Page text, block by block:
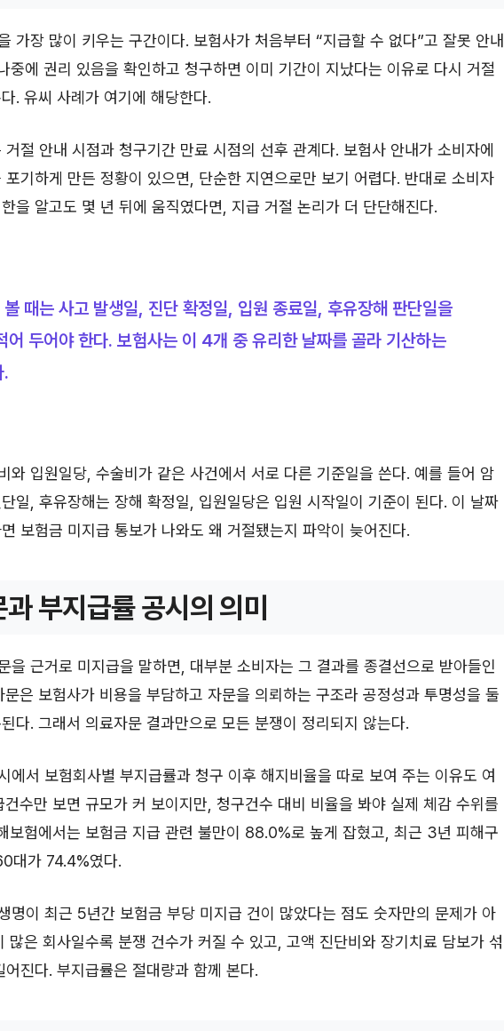
가장 많이 키우는 구간이다. 보험사가 처음부터 “지급할 수 없다”고 잘못 안내
중에 권리 있음을 확인하고 청구하면 이미 기간이 지났다는 이유로 다시 거절
. 유씨 사례가 여기에 해당한다.
절 안내 시점과 청구기간 만료 시점의 선후 관계다. 보험사 안내가 소비자에
포기하게 만든 정황이 있으면, 단순한 지연으로만 보기 어렵다. 반대로 소비자
을 알고도 몇 년 뒤에 움직였다면, 지급 거절 논리가 더 단단해진다.
때는 사고 발생일, 진단 확정일, 입원 종료일, 후유장해 판단일을
어 두어야 한다. 보험사는 이 4개 중 유리한 날짜를 골라 기산하는
.
와 입원일당, 수술비가 같은 사건에서 서로 다른 기준일을 쓴다. 예를 들어 암
일, 후유장해는 장해 확정일, 입원일당은 입원 시작일이 기준이 된다. 이 날짜
보험금 미지급 통보가 나와도 왜 거절됐는지 파악이 늦어진다.
부지급률 공시의 의미
을 근거로 미지급을 말하면, 대부분 소비자는 그 결과를 종결선으로 받아들인
은 보험사가 비용을 부담하고 자문을 의뢰하는 구조라 공정성과 투명성을 둘
다. 그래서 의료자문 결과만으로 모든 분쟁이 정리되지 않는다.
에서 보험회사별 부지급률과 청구 이후 해지비율을 따로 보여 주는 이유도 여
건수만 보면 규모가 커 보이지만, 청구건수 대비 비율을 봐야 실제 체감 수위를
보험에서는 보험금 지급 관련 불만이 88.0%로 높게 잡혔고, 최근 3년 피해구
대가 74.4%였다.
명이 최근 5년간 보험금 부당 미지급 건이 많았다는 점도 숫자만의 문제가 아
많은 회사일수록 분쟁 건수가 커질 수 있고, 고액 진단비와 장기치료 담보가 섞
진다. 부지급률은 절대량과 함께 본다.